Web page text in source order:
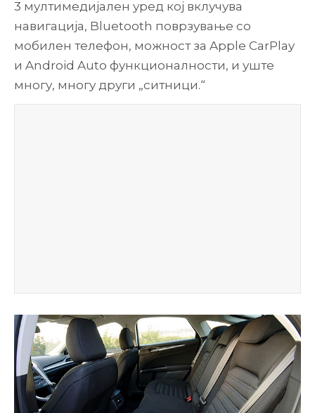
3 мултимедијален уред кој вклучува
навигација, Bluetooth поврзување со
мобилен телефон, можност за Apple CarPlay
и Android Auto функционалности, и уште
многу, многу други „ситници.“